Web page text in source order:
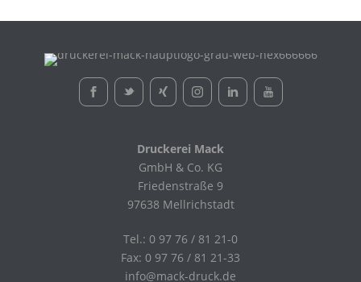
Druckerei Mack
GmbH & Co. KG
Friedenstraße 9
97638 Mellrichstadt
Tel.: 0 97 76 / 81 21-0
Fax: 0 97 76 / 81 21-33
info@mack-druck.de